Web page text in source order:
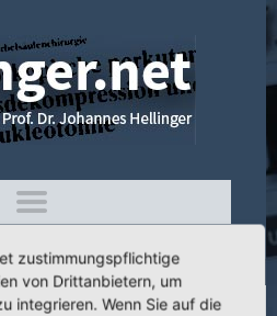
zustimmungspflichtige
von Drittanbietern, um
integrieren. Wenn Sie auf die